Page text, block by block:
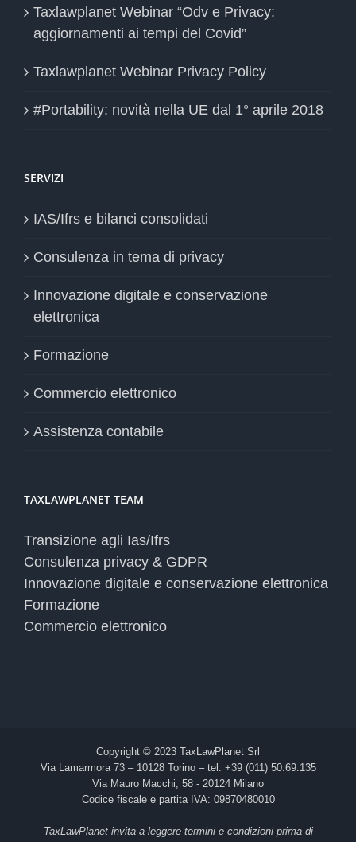
Taxlawplanet Webinar “Odv e Privacy:
aggiornamenti ai tempi del Covid”
Taxlawplanet Webinar Privacy Policy
#Portability: novità nella UE dal 1° aprile 2018
SERVIZI
IAS/Ifrs e bilanci consolidati
Consulenza in tema di privacy
Innovazione digitale e conservazione
elettronica
Formazione
Commercio elettronico
Assistenza contabile
TAXLAWPLANET TEAM
Transizione agli Ias/Ifrs
Consulenza privacy & GDPR
Innovazione digitale e conservazione elettronica
Formazione
Commercio elettronico
Copyright © 2023 TaxLawPlanet Srl
Via Lamarmora 73 – 10128 Torino – tel. +39 (011) 50.69.135
Via Mauro Macchi, 58 - 20124 Milano
Codice fiscale e partita IVA: 09870480010
TaxLawPlanet invita a leggere termini e condizioni prima di